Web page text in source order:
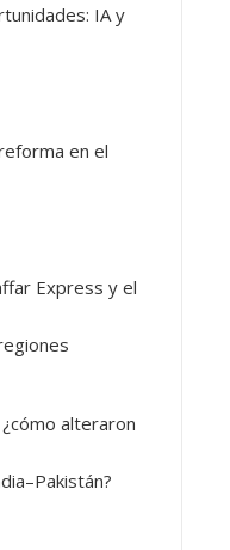
IA y
en el
Express y el
alteraron